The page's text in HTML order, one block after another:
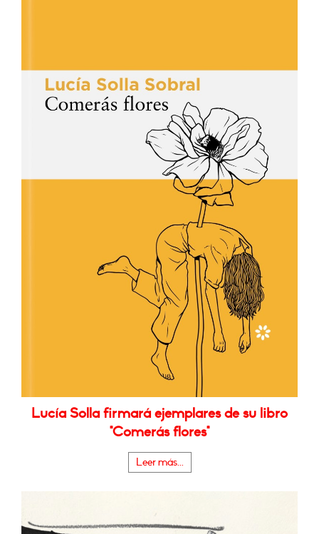
Lucía Solla firmará ejemplares de su libro
"Comerás flores"
Leer más...